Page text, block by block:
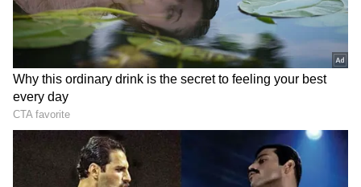
Salem Crime: இரண்டு
குழந்தைகளை பெற்றும்
அடங்காத 23 வயது
லலிதா.. அலறிய சேலம்..
நடந்தது என்ன?
தலையில்லாத சடலம்!
கணவனை துண்டு
துண்டாக வெட்டி
கொன்றது ஏன்? சிக்கிய